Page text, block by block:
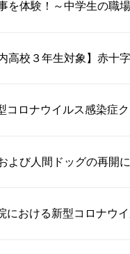
を体験！～中学生の職
高校３年生対象】赤十
コロナウイルス感染症
よび人間ドッグの再開
における新型コロナウ